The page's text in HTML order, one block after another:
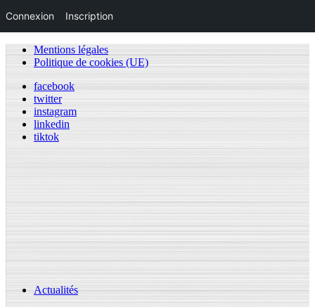
Mentions légales
Politique de cookies (UE)
facebook
twitter
instagram
linkedin
tiktok
Actualités
Connexion Inscription